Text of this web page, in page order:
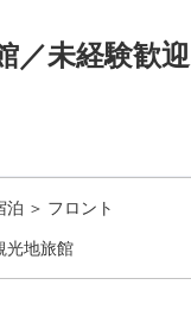
／未経験歓迎
泊 ＞ フロント
光地旅館